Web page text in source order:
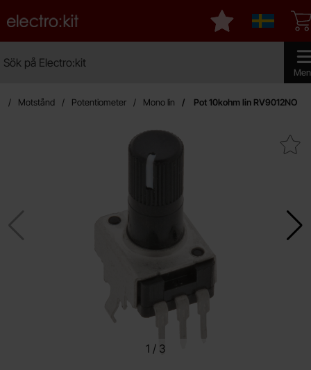
Startsidan för Electro:kit
Sverige
Mina favoriter
Motstånd Potentiometer Mono lin Pot 10kohm lin RV9012NO
Makera pot 10kohm lin
1 / 3